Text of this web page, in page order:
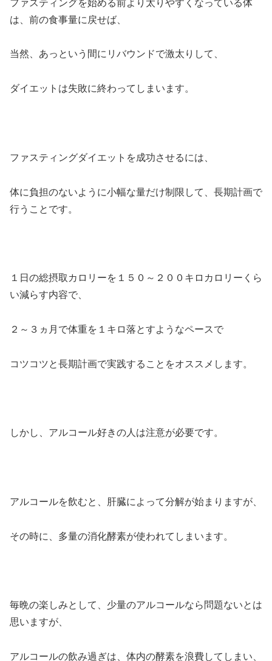
ファスティングを始める前より太りやすくなっている体
は、前の食事量に戻せば、
当然、あっという間にリバウンドで激太りして、
ダイエットは失敗に終わってしまいます。
ファスティングダイエットを成功させるには、
体に負担のないように小幅な量だけ制限して、長期計画で
行うことです。
１日の総摂取カロリーを１５０～２００キロカロリーくら
い減らす内容で、
２～３ヵ月で体重を１キロ落とすようなペースで
コツコツと長期計画で実践することをオススメします。
しかし、アルコール好きの人は注意が必要です。
アルコールを飲むと、肝臓によって分解が始まりますが、
その時に、多量の消化酵素が使われてしまいます。
毎晩の楽しみとして、少量のアルコールなら問題ないとは
思いますが、
アルコールの飲み過ぎは、体内の酵素を浪費してしまい、